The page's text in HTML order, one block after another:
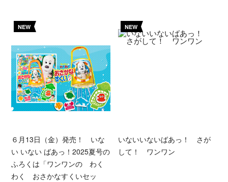
NEW
６月13日（金）発売！ いな
い いない ばあっ！2025夏号の
ふろくは「ワンワンの わく
わく おさかなすくいセッ
NEW
いないいないばあっ！ さが
して！ ワンワン